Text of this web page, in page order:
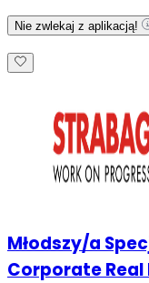
Nie zwlekaj z aplikacją!
Młodszy/a
Corporate